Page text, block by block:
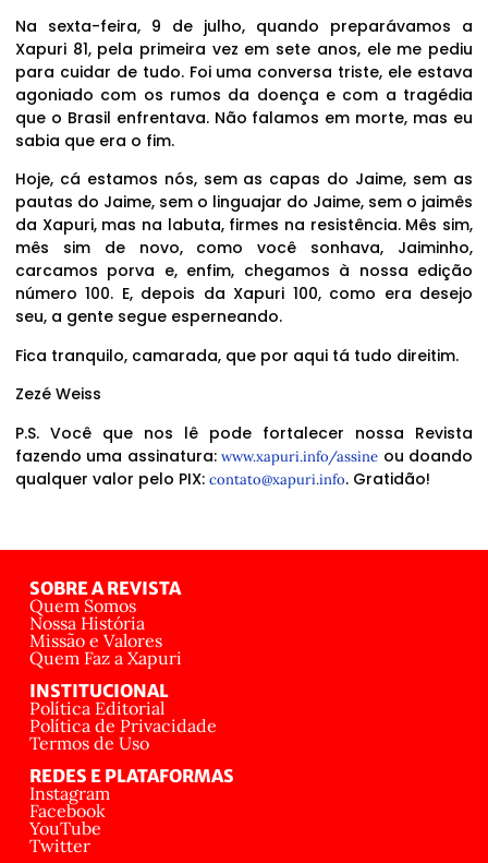
Na sexta-feira, 9 de julho, quando preparávamos a
Xapuri 81, pela primeira vez em sete anos, ele me pediu
para cuidar de tudo. Foi uma conversa triste, ele estava
agoniado com os rumos da doença e com a tragédia
que o Brasil enfrentava. Não falamos em morte, mas eu
sabia que era o fim.
Hoje, cá estamos nós, sem as capas do Jaime, sem as
pautas do Jaime, sem o linguajar do Jaime, sem o jaimês
da Xapuri, mas na labuta, firmes na resistência. Mês sim,
mês sim de novo, como você sonhava, Jaiminho,
carcamos porva e, enfim, chegamos à nossa edição
número 100. E, depois da Xapuri 100, como era desejo
seu, a gente segue esperneando.
Fica tranquilo, camarada, que por aqui tá tudo direitim.
Zezé Weiss
P.S. Você que nos lê pode fortalecer nossa Revista
fazendo uma assinatura:www.xapuri.info/assine ou doando
qualquer valor pelo PIX: contato@xapuri.info. Gratidão!
SOBRE A REVISTA
Quem Somos
Nossa História
Missão e Valores
Quem Faz a Xapuri
INSTITUCIONAL
Política Editorial
Política de Privacidade
Termos de Uso
REDES E PLATAFORMAS
Instagram
Facebook
YouTube
Twitter